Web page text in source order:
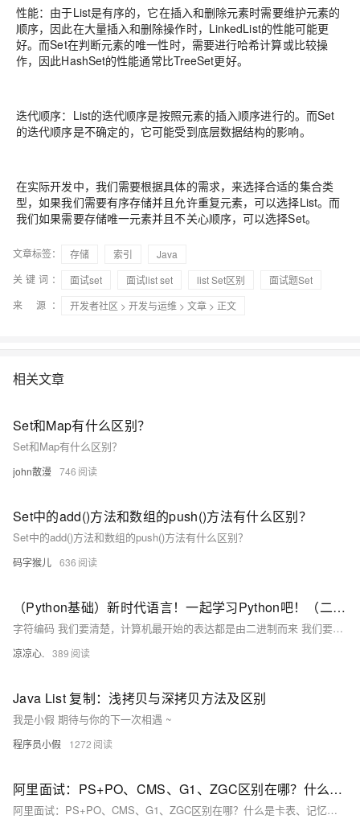
性能：由于List是有序的，它在插入和删除元素时需要维护元素的
顺序，因此在大量插入和删除操作时，LinkedList的性能可能更
好。而Set在判断元素的唯一性时，需要进行哈希计算或比较操
作，因此HashSet的性能通常比TreeSet更好。
迭代顺序：List的迭代顺序是按照元素的插入顺序进行的。而Set
的迭代顺序是不确定的，它可能受到底层数据结构的影响。
在实际开发中，我们需要根据具体的需求，来选择合适的集合类
型，如果我们需要有序存储并且允许重复元素，可以选择List。而
我们如果需要存储唯一元素并且不关心顺序，可以选择Set。
文章标签： 存储 索引
Java
关键词：
面试set 面试list set list Set区别
面试题Set
来 源：
开发者社区 > 开发与运维 > 文章 > 正文
相关文章
Set和Map有什么区别？
Set和Map有什么区别？
john散漫 746
Set中的add()方法和数组的push()方法有什么区别？
Set中的add()方法和数组的push()方法有什么区别？
码字猴儿 636
（Python基础）新时代语言！一起学习Python吧！（二）：字符编码由来；Python字符串、字符串格式化；list集合和tuple元组区别
字符编码 我们要清楚，计算机最开始的表达都是由二进制而来 我们要想通过二进制来表示我们熟知的字符看看以下的变化 例如： 1 的二进制编码为 0000 0001 我们通过A这个字符，让其在计算机内部存储（现如今，A 字符在地址通常表示为65） 现在拿A举例： 在计算机内部 A字符，它本身表示为 65这个数，在计算机底层会转为二进制码 也意味着A字符在底层表示为 1000001 通过这样的字符表示进行转换，逐步发展为拥有127个字符的编码存储到计算机中，这个编码表也被称为ASCII编码。 但随时代变迁，ASCII编码逐渐暴露短板，全球有上百种语言，光是ASCII编码并不能够满足需求
凉凉心. 389
Java List 复制：浅拷贝与深拷贝方法及区别
我是小假 期待与你的下一次相遇 ~
程序员小假 1272
阿里面试：PS+PO、CMS、G1、ZGC区别在哪？什么是卡表、记忆集、联合表？问懵了，尼恩来一个 图解+秒懂+史上最全的答案
阿里面试：PS+PO、CMS、G1、ZGC区别在哪？什么是卡表、记忆集、联合表？问懵了，尼恩来一个 图解+秒懂+史上最全的答案